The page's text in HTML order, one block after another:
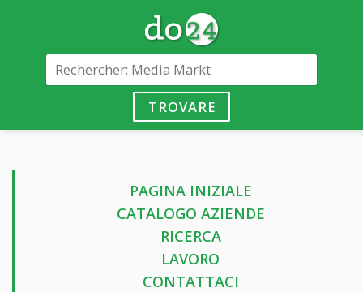
TROVARE
PAGINA INIZIALE
CATALOGO AZIENDE
RICERCA
LAVORO
CONTATTACI